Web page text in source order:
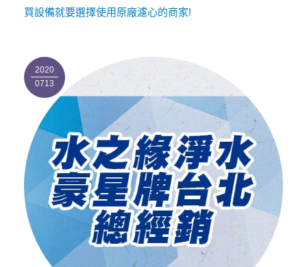
買設備就要選擇使用原廠濾心的商家!
2020
0713